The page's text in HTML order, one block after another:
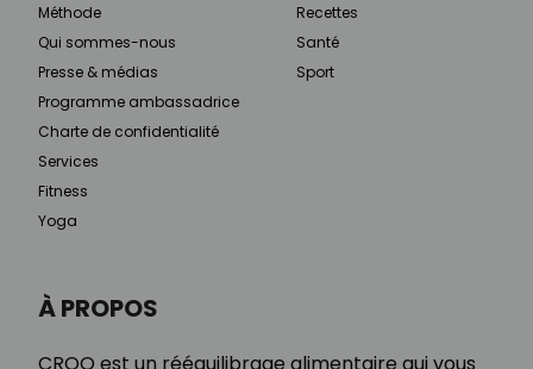
À PROPOS
CROQ est un rééquilibrage alimentaire qui vous
Méthode
Qui sommes-nous
Presse & médias
Programme ambassadrice
Charte de confidentialité
Services
Fitness
Yoga
Recettes
Santé
Sport